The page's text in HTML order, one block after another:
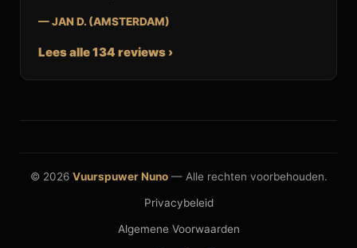
— JAN D. (AMSTERDAM)
Lees alle 134 reviews ›
© 2026 Vuurspuwer Nuno— Alle rechten voorbehouden.
Privacybeleid
Algemene Voorwaarden